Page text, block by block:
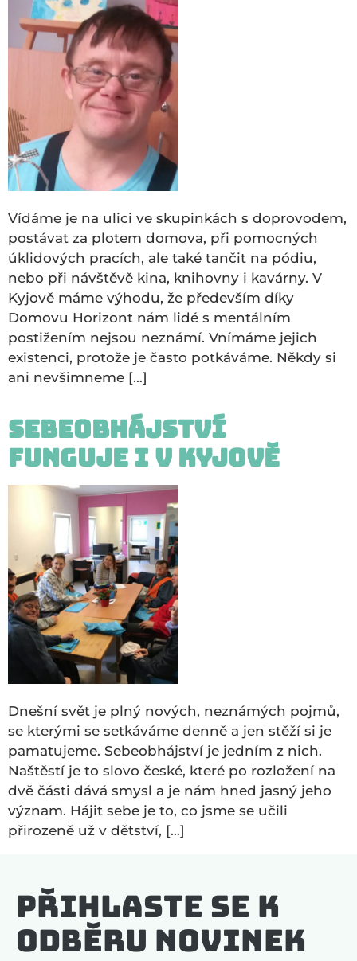
Vídáme je na ulici ve skupinkách s doprovodem,
postávat za plotem domova, při pomocných
úklidových pracích, ale také tančit na pódiu,
nebo při návštěvě kina, knihovny i kavárny. V
Kyjově máme výhodu, že především díky
Domovu Horizont nám lidé s mentálním
postižením nejsou neznámí. Vnímáme jejich
existenci, protože je často potkáváme. Někdy si
ani nevšimneme […]
Sebeobhájství
funguje i v Kyjově
Dnešní svět je plný nových, neznámých pojmů,
se kterými se setkáváme denně a jen stěží si je
pamatujeme. Sebeobhájství je jedním z nich.
Naštěstí je to slovo české, které po rozložení na
dvě části dává smysl a je nám hned jasný jeho
význam. Hájit sebe je to, co jsme se učili
přirozeně už v dětství, […]
Přihlaste se k
odběru novinek